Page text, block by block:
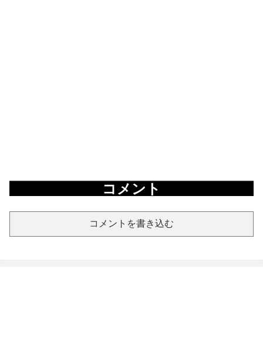
コメント
コメントを書き込む